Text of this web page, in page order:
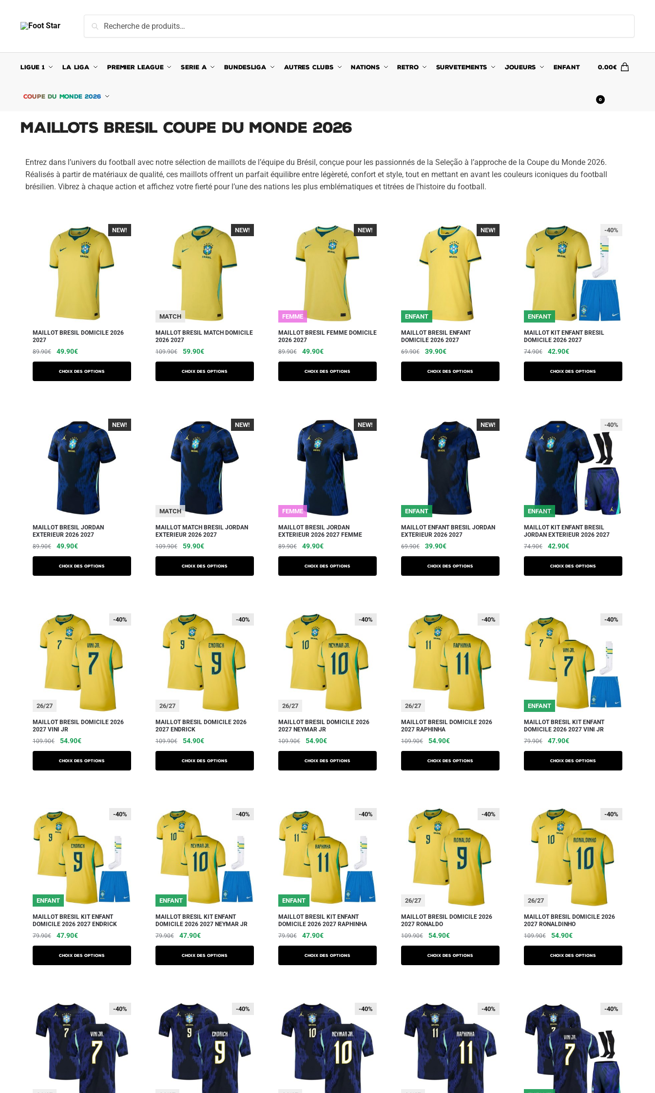
Recherche
LIGUE 1 LA LIGA PREMIER LEAGUE SERIE A BUNDESLIGA AUTRES CLUBS NATIONS RETRO SURVETEMENTS JOUEURS ENFANT
COUPE DU MONDE 2026
0.00€
0
Maillots Bresil Coupe du Monde 2026
Entrez dans l’univers du football avec notre sélection de maillots de l’équipe du Brésil, conçue pour les passionnés de la Seleção à l’approche de la Coupe du Monde 2026.
Réalisés à partir de matériaux de qualité, ces maillots offrent un parfait équilibre entre légèreté, confort et style, tout en mettant en avant les couleurs iconiques du football
brésilien. Vibrez à chaque action et affichez votre fierté pour l’une des nations les plus emblématiques et titrées de l’histoire du football.
-40%
NEW!
MAILLOT BRESIL DOMICILE 2026
2027
89.90€ 49.90€
Choix des options
-40%
NEW!
MATCH
MAILLOT BRESIL MATCH DOMICILE
2026 2027
109.90€ 59.90€
Choix des options
-40%
NEW!
FEMME
MAILLOT BRESIL FEMME DOMICILE
2026 2027
89.90€ 49.90€
Choix des options
-40%
NEW!
ENFANT
MAILLOT BRESIL ENFANT
DOMICILE 2026 2027
69.90€ 39.90€
Choix des options
ENFANT
-40%
MAILLOT KIT ENFANT BRESIL
DOMICILE 2026 2027
74.90€ 42.90€
Choix des options
-40%
NEW!
MAILLOT BRESIL JORDAN
EXTERIEUR 2026 2027
89.90€ 49.90€
Choix des options
-40%
NEW!
MATCH
MAILLOT MATCH BRESIL JORDAN
EXTERIEUR 2026 2027
109.90€ 59.90€
Choix des options
-40%
NEW!
FEMME
MAILLOT BRESIL JORDAN
EXTERIEUR 2026 2027 FEMME
89.90€ 49.90€
Choix des options
-40%
NEW!
ENFANT
MAILLOT ENFANT BRESIL JORDAN
EXTERIEUR 2026 2027
69.90€ 39.90€
Choix des options
ENFANT
-40%
MAILLOT KIT ENFANT BRESIL
JORDAN EXTERIEUR 2026 2027
74.90€ 42.90€
Choix des options
-40%
26/27
-40%
MAILLOT BRESIL DOMICILE 2026
2027 VINI JR
109.90€ 54.90€
Choix des options
-40%
26/27
-40%
MAILLOT BRESIL DOMICILE 2026
2027 ENDRICK
109.90€ 54.90€
Choix des options
-40%
26/27
-40%
MAILLOT BRESIL DOMICILE 2026
2027 NEYMAR JR
109.90€ 54.90€
Choix des options
-40%
26/27
-40%
MAILLOT BRESIL DOMICILE 2026
2027 RAPHINHA
109.90€ 54.90€
Choix des options
-40%
ENFANT
-40%
MAILLOT BRESIL KIT ENFANT
DOMICILE 2026 2027 VINI JR
79.90€ 47.90€
Choix des options
-40%
ENFANT
-40%
MAILLOT BRESIL KIT ENFANT
DOMICILE 2026 2027 ENDRICK
79.90€ 47.90€
Choix des options
-40%
ENFANT
-40%
MAILLOT BRESIL KIT ENFANT
DOMICILE 2026 2027 NEYMAR JR
79.90€ 47.90€
Choix des options
-40%
ENFANT
-40%
MAILLOT BRESIL KIT ENFANT
DOMICILE 2026 2027 RAPHINHA
79.90€ 47.90€
Choix des options
-40%
26/27
-40%
MAILLOT BRESIL DOMICILE 2026
2027 RONALDO
109.90€ 54.90€
Choix des options
-40%
26/27
-40%
MAILLOT BRESIL DOMICILE 2026
2027 RONALDINHO
109.90€ 54.90€
Choix des options
-40%
-40% -40%
-40% -40%
-40% -40%
-40% -40%
-40%